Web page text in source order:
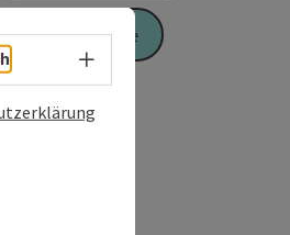
Zur Website
Sprachwahl - Menü öffnen